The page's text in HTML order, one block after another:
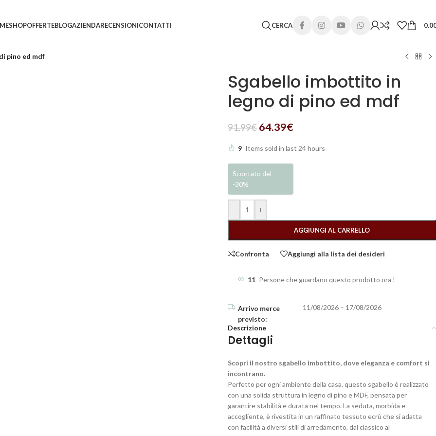
SHOPOFFERTEBLOGAZIENDARECENSIONICONTATTI CERCA
pino ed mdf
Sgabello imbottito in
legno di pino ed mdf
91.99€ 64.39€
9 Items sold in last 24 hours
Scontato del
-30%
- +
AGGIUNGI AL CARRELLO
Confronta Aggiungi alla lista dei desideri
11 Persone che guardano questo prodotto ora !
11/08/2026 – 17/08/2026
Descrizione
Dettagli
Scopri il nostro sgabello imbottito, dove eleganza e comfort si
incontrano.
Perfetto per ogni ambiente della casa, questo sgabello è realizzato
con una solida struttura in legno di pino e MDF, pensata per
garantire stabilità e durata nel tempo. La seduta, morbida e
accogliente, è rivestita in un raffinato tessuto ecrù che si adatta
con facilità a diversi stili di arredamento, dal classico al